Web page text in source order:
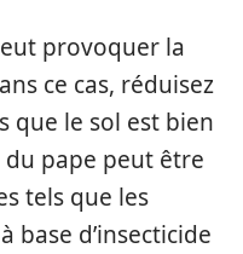
provoquer la
ce cas, réduisez
que le sol est bien
pape peut être
tels que les
base d’insecticide